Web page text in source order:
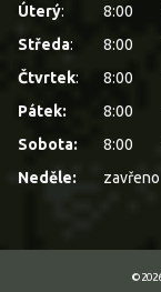
Úterý: 8:00
Středa: 8:00
Čtvrtek: 8:00
Pátek:
8:00
Sobota:
8:00
Neděle:
zavřeno